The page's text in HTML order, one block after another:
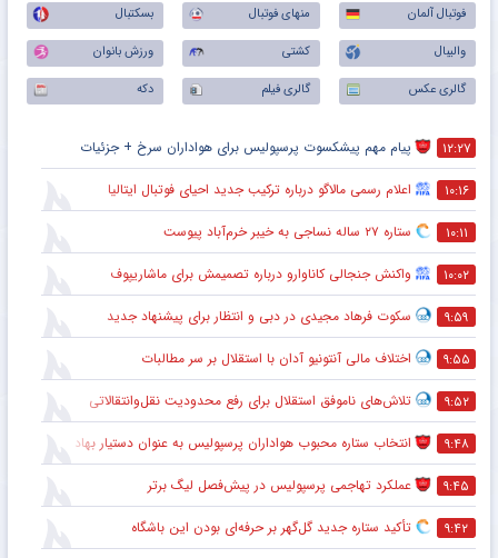
فوتبال آلمان
منهای فوتبال
بسکتبال
والیبال
کشتی
ورزش بانوان
گالری عکس
گالری فیلم دکه
۱۲:۲۷ پیام مهم پیشکسوت پرسپولیس برای هواداران سرخ + جزئیات
۱۰:۱۶ اعلام رسمی مالاگو درباره ترکیب جدید احیای فوتبال ایتالیا
۱۰:۱۱ ستاره ۲۷ ساله نساجی به خیبر خرم‌آباد پیوست
۱۰:۰۲ واکنش جنجالی کاناوارو درباره تصمیمش برای ماشاریپوف
۹:۵۹ سکوت فرهاد مجیدی در دبی و انتظار برای پیشنهاد جدید
۹:۵۵ اختلاف مالی آنتونیو آدان با استقلال بر سر مطالبات
۹:۵۲ تلاش‌های ناموفق استقلال برای رفع محدودیت نقل‌وانتقالاتی
۹:۴۸ انتخاب ستاره محبوب هواداران پرسپولیس به عنوان دستیار بهادر عبدی
۹:۴۵ عملکرد تهاجمی پرسپولیس در پیش‌فصل لیگ برتر
۹:۴۲ تأکید ستاره جدید گل‌گهر بر حرفه‌ای بودن این باشگاه